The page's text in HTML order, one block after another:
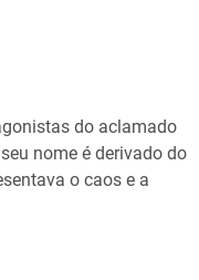
do aclamado
nome é derivado do
o caos e a